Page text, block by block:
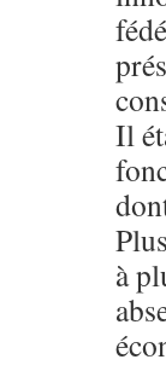
Il
à